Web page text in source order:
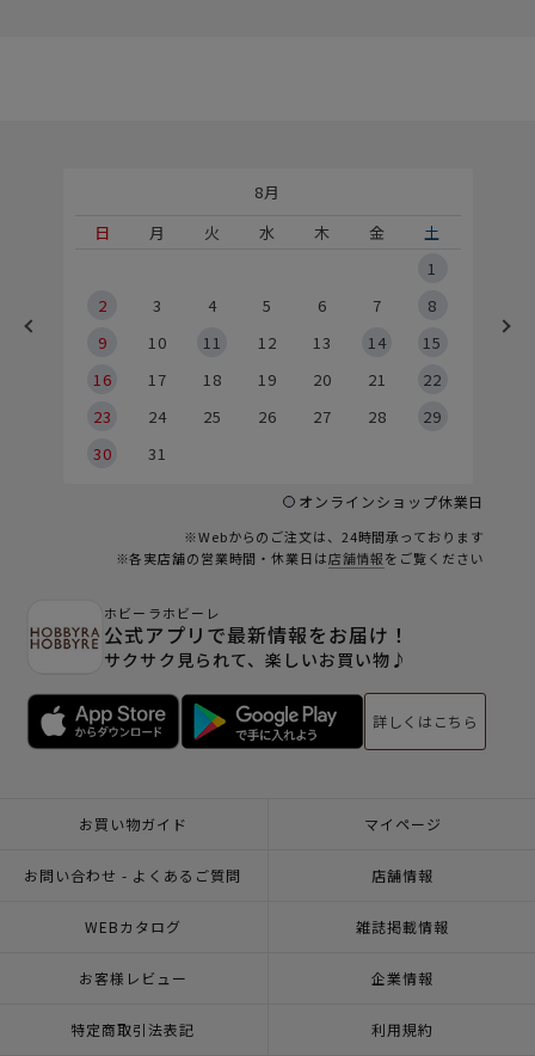
8月
日
月 火 水 木 金
土
1
2
3 4 5 6 7
8
9
10 11 12 13 14
15
16
17 18 19 20 21
22
23
24 25 26 27 28
29
30
31
オンラインショップ休業日
※Webからのご注文は、24時間承っております
※各実店舗の営業時間・休業日は店舗情報をご覧ください
ホビーラホビーレ
公式アプリで最新情報をお届け！
サクサク見られて、楽しいお買い物♪
詳しくはこちら
お買い物ガイド マイページ
お問い合わせ - よくあるご質問 店舗情報
WEBカタログ 雑誌掲載情報
お客様レビュー 企業情報
特定商取引法表記 利用規約